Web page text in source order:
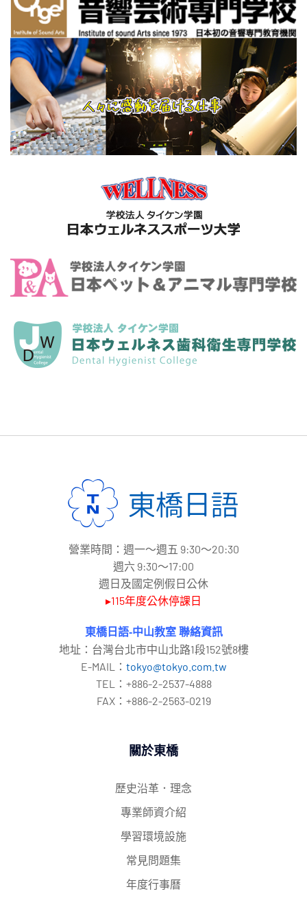
營業時間：週一～週五 9:30～20:30
週六 9:30～17:00
週日及國定例假日公休
▸115年度公休停課日
東橋日語-中山教室 聯絡資訊
地址：台灣台北市中山北路1段152號8樓
E-MAIL： tokyo@tokyo.com.tw
TEL：+886-2-2537-4888
FAX：+886-2-2563-0219
關於東橋
歷史沿革．理念
專業師資介紹
學習環境設施
常見問題集
年度行事曆